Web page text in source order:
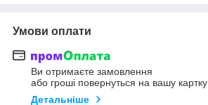
Умови оплати
Ви отримаєте замовлення
або гроші повернуться на вашу картку
Детальніше